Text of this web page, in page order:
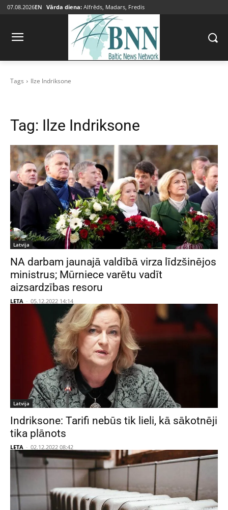
07.08.2026EN Vārda diena: Alfrēds, Madars, Fredis
Tags Ilze Indriksone
Tag: Ilze Indriksone
Latvija
NA darbam jaunajā valdībā virza līdzšinējos
ministrus; Mūrniece varētu vadīt
aizsardzības resoru
LETA - 05.12.2022 14:14
Latvija
Indriksone: Tarifi nebūs tik lieli, kā sākotnēji
tika plānots
LETA - 02.12.2022 08:42